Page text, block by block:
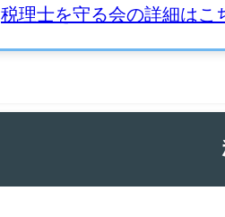
税理士を守る会の詳細はこ